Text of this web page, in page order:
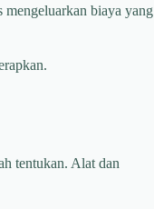
mengeluarkan biaya yang
tentukan. Alat dan